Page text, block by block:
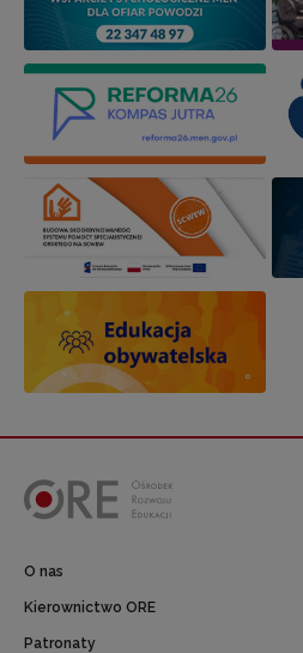
O nas
Kierownictwo ORE
Patronaty